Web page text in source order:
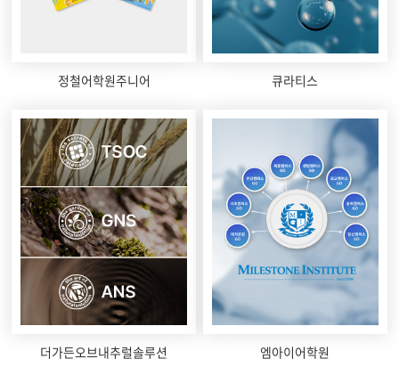
정철어학원주니어 큐라티스
더가든오브내추럴솔루션 엠아이어학원